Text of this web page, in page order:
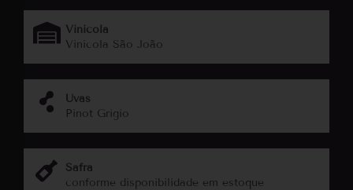
Vinicola
Vinícola São João
Uvas
Pinot Grigio
Safra
conforme disponibilidade em estoque